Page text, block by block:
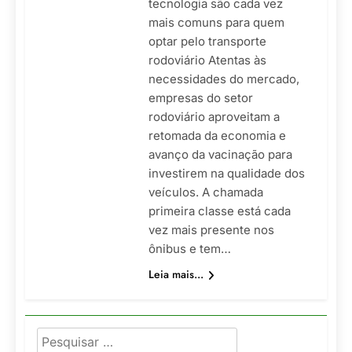
tecnologia são cada vez
mais comuns para quem
optar pelo transporte
rodoviário Atentas às
necessidades do mercado,
empresas do setor
rodoviário aproveitam a
retomada da economia e
avanço da vacinação para
investirem na qualidade dos
veículos. A chamada
primeira classe está cada
vez mais presente nos
ônibus e tem…
Leia mais...
Pesquisar